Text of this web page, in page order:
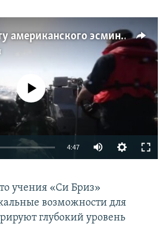
«Си Бриз» на борту американского эсминца. Как выглядят учения в Черном море (видео)
currently available
4:47
учения «Си Бриз»
возможности для
глубокий уровень